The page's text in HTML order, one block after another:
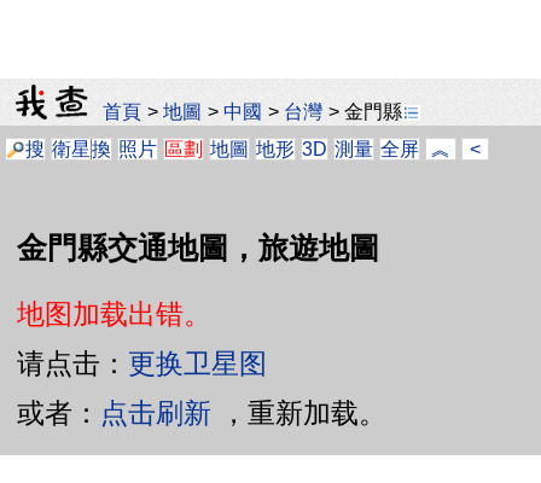
首頁 >地圖 >中國 > 台灣 >金門縣
搜 衛星換 照片 區劃 地圖 地形 3D 測量 全屏 ︽ <
金門縣交通地圖，旅遊地圖
地图加载出错。
请点击： 更换卫星图
或者： 点击刷新 ，重新加载。